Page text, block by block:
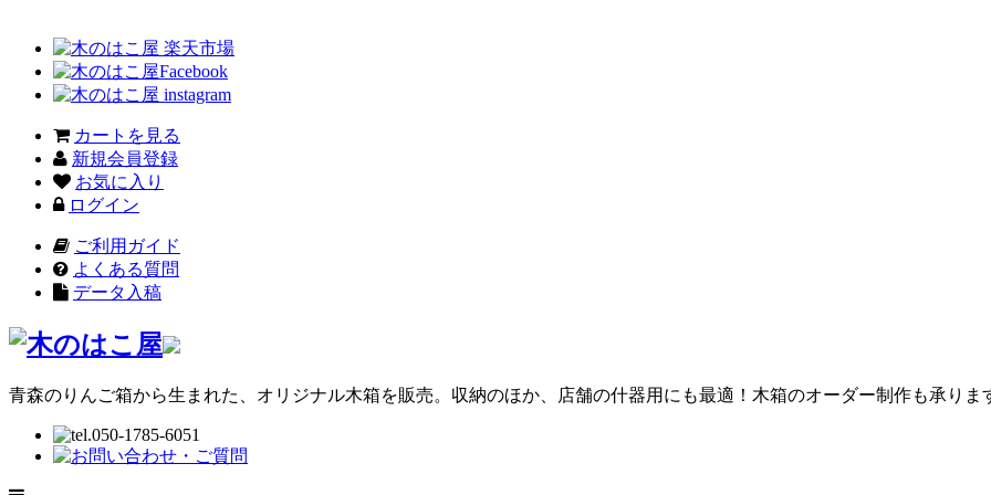
カートを見る
新規会員登録
お気に入り
ログイン
ご利用ガイド
よくある質問
データ入稿
青森のりんご箱から生まれた、オリジナル木箱を販売。収納のほか、店舗の什器用にも最適！木箱のオーダー制作も承りま